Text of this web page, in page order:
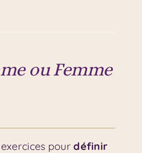
ou Femme
exercices pourdéfinir